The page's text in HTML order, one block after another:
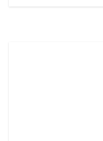
Cotte à bretelles